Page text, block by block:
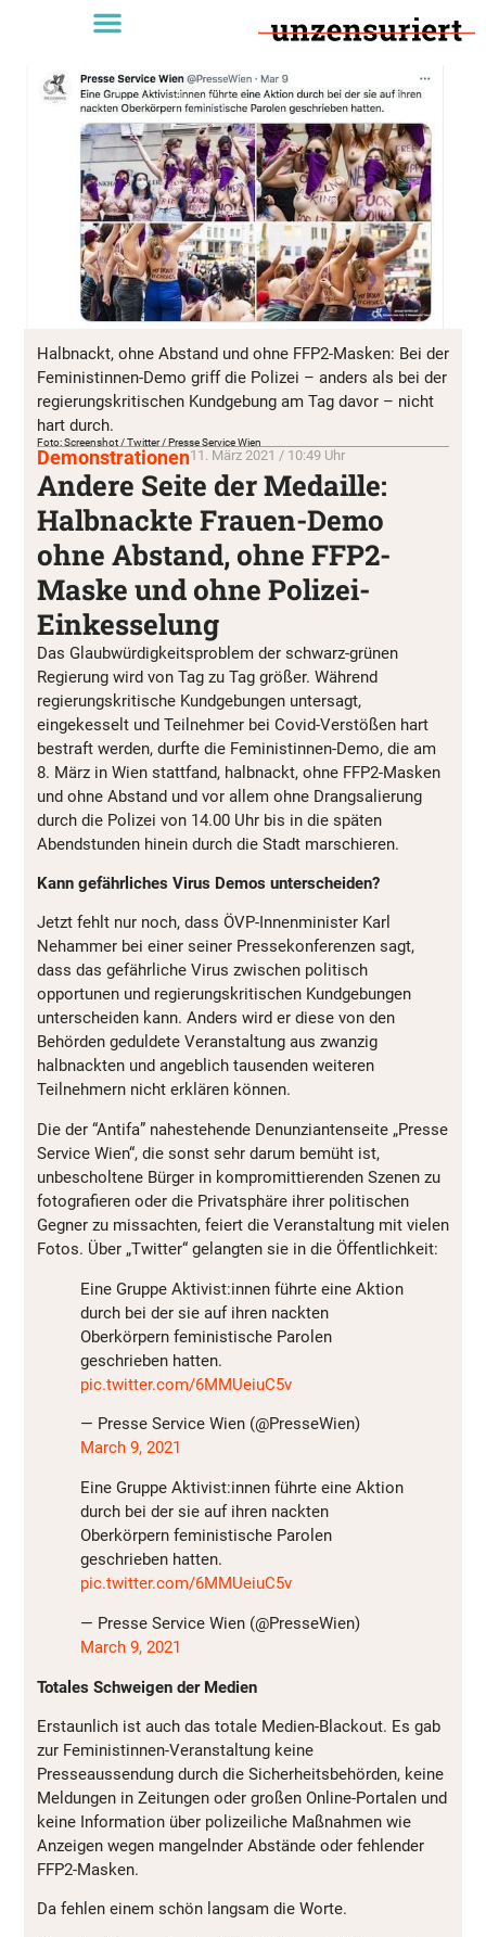
Halbnackt, ohne Abstand und ohne FFP2-Masken: Bei der
Feministinnen-Demo griff die Polizei – anders als bei der
regierungskritischen Kundgebung am Tag davor – nicht
hart durch.
Foto: Screenshot / Twitter / Presse Service Wien
Demonstrationen11. März 2021 / 10:49 Uhr
Andere Seite der Medaille:
Halbnackte Frauen-Demo
ohne Abstand, ohne FFP2-
Maske und ohne Polizei-
Einkesselung
Das Glaubwürdigkeitsproblem der schwarz-grünen
Regierung wird von Tag zu Tag größer. Während
regierungskritische Kundgebungen untersagt,
eingekesselt und Teilnehmer bei Covid-Verstößen hart
bestraft werden, durfte die Feministinnen-Demo, die am
8. März in Wien stattfand, halbnackt, ohne FFP2-Masken
und ohne Abstand und vor allem ohne Drangsalierung
durch die Polizei von 14.00 Uhr bis in die späten
Abendstunden hinein durch die Stadt marschieren.
Kann gefährliches Virus Demos unterscheiden?
Jetzt fehlt nur noch, dass ÖVP-Innenminister Karl
Nehammer bei einer seiner Pressekonferenzen sagt,
dass das gefährliche Virus zwischen politisch
opportunen und regierungskritischen Kundgebungen
unterscheiden kann. Anders wird er diese von den
Behörden geduldete Veranstaltung aus zwanzig
halbnackten und angeblich tausenden weiteren
Teilnehmern nicht erklären können.
Die der “Antifa” nahestehende Denunziantenseite „Presse
Service Wien“, die sonst sehr darum bemüht ist,
unbescholtene Bürger in kompromittierenden Szenen zu
fotografieren oder die Privatsphäre ihrer politischen
Gegner zu missachten, feiert die Veranstaltung mit vielen
Fotos. Über „Twitter“ gelangten sie in die Öffentlichkeit:
Eine Gruppe Aktivist:innen führte eine Aktion
durch bei der sie auf ihren nackten
Oberkörpern feministische Parolen
geschrieben hatten.
pic.twitter.com/6MMUeiuC5v
— Presse Service Wien (@PresseWien)
March 9, 2021
Eine Gruppe Aktivist:innen führte eine Aktion
durch bei der sie auf ihren nackten
Oberkörpern feministische Parolen
geschrieben hatten.
pic.twitter.com/6MMUeiuC5v
— Presse Service Wien (@PresseWien)
March 9, 2021
Totales Schweigen der Medien
Erstaunlich ist auch das totale Medien-Blackout. Es gab
zur Feministinnen-Veranstaltung keine
Presseaussendung durch die Sicherheitsbehörden, keine
Meldungen in Zeitungen oder großen Online-Portalen und
keine Information über polizeiliche Maßnahmen wie
Anzeigen wegen mangelnder Abstände oder fehlender
FFP2-Masken.
Da fehlen einem schön langsam die Worte.